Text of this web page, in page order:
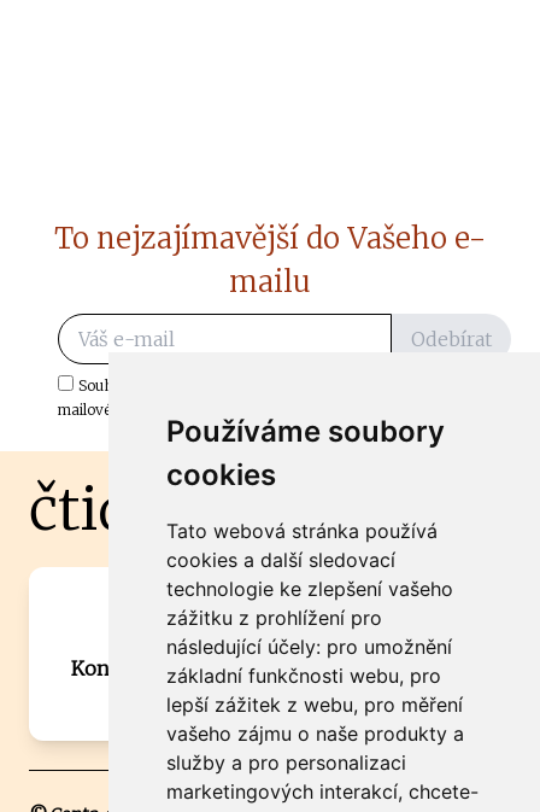
Používáme soubory
cookies
Tato webová stránka používá
cookies a další sledovací
technologie ke zlepšení vašeho
zážitku z prohlížení pro
následující účely: pro umožnění
základní funkčnosti webu, pro
lepší zážitek z webu, pro měření
vašeho zájmu o naše produkty a
služby a pro personalizaci
marketingových interakcí, chcete-
To nejzajímavější do Vašeho e-
mailu
Odebírat
Souhlasím s odběrem důležitých zpráv ze ČtiDoma.cz do mé e-
mailové schránky.
čtidoma.cz
Máte zajímavou informaci? Chcete
spolupracovat?
Kontaktujte šéfredaktora Martina Chalupu:
chalupa@ctidoma.cz